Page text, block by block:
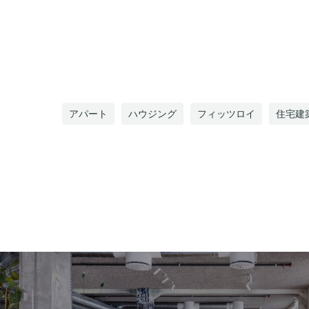
アパート ハウジング フィッツロイ 住宅建